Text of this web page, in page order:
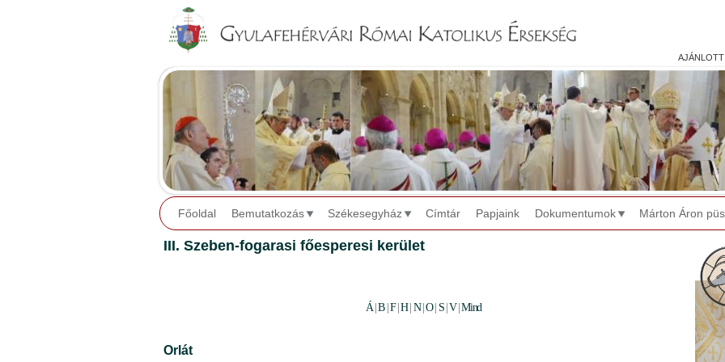
ajánlott
Főoldal Bemutatkozás Székesegyház Címtár Papjaink Dokumentumok Márton Áron
III. Szeben-fogarasi főesperesi kerület
Á |B F |H N |O S V |Mind
Orlát